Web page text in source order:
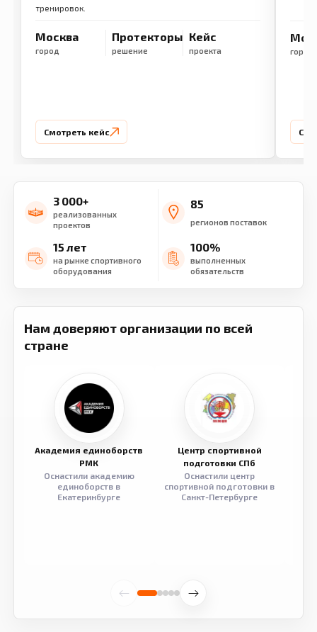
тренировок.
Москва
город
Протекторы
решение
Кейс
проекта
Смотреть кейс
город
3 000+
реализованных
проектов
85
регионов поставок
15 лет
на рынке спортивного
оборудования
100%
выполненных
обязательств
Нам доверяют организации по всей
стране
Академия единоборств
РМК
Оснастили академию
единоборств в
Екатеринбурге
Центр спортивной
подготовки СПб
Оснастили центр
спортивной подготовки в
Санкт-Петербурге